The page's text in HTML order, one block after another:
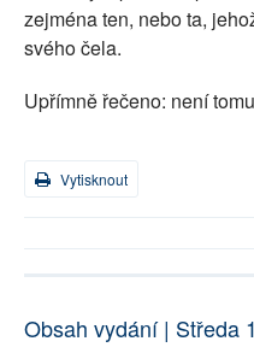
zejména ten, nebo ta,
svého čela.
Upřímně řečeno: není
Vytisknout
Obsah vydání | Středa